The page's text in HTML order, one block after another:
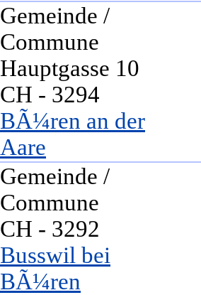
Gemeinde /
Commune
Hauptgasse 10
CH - 3294
BÃ¼ren an der
Aare
Gemeinde /
Commune
CH - 3292
Busswil bei
BÃ¼ren